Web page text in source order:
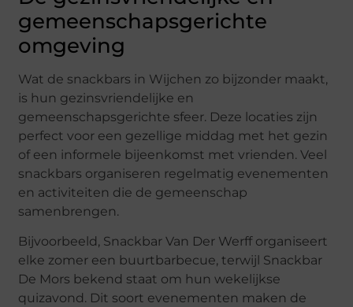
gemeenschapsgerichte
omgeving
Wat de snackbars in Wijchen zo bijzonder maakt,
is hun gezinsvriendelijke en
gemeenschapsgerichte sfeer. Deze locaties zijn
perfect voor een gezellige middag met het gezin
of een informele bijeenkomst met vrienden. Veel
snackbars organiseren regelmatig evenementen
en activiteiten die de gemeenschap
samenbrengen.
Bijvoorbeeld, Snackbar Van Der Werff organiseert
elke zomer een buurtbarbecue, terwijl Snackbar
De Mors bekend staat om hun wekelijkse
quizavond. Dit soort evenementen maken de